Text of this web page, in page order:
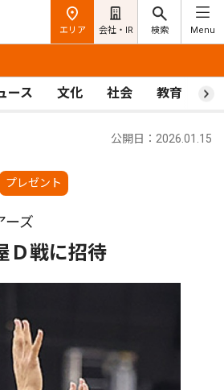
エリア 会社・IR 検索 Menu
ース 文化 社会 教育 ス
プレゼント
公開日：2026.01.15
ーズ
Ｄ戦に招待